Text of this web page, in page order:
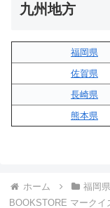
九州地方
福岡県
佐賀県
長崎県
熊本県
ホーム 福岡
BOOKSTORE マーク